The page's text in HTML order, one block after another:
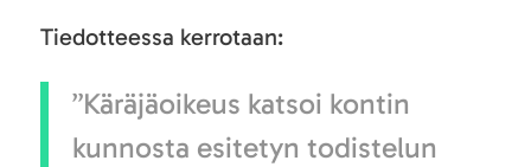
Tiedotteessa kerrotaan:
”Käräjäoikeus katsoi kontin
kunnosta esitetyn todistelun